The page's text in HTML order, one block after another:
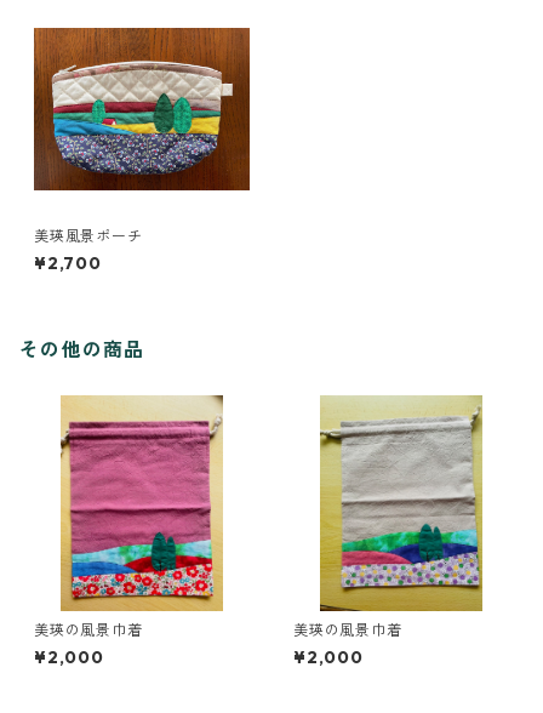
美瑛風景ポーチ
¥2,700
その他の商品
美瑛の風景巾着
¥2,000
美瑛の風景巾着
¥2,000